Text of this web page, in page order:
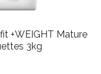
+WEIGHT Mature
3kg